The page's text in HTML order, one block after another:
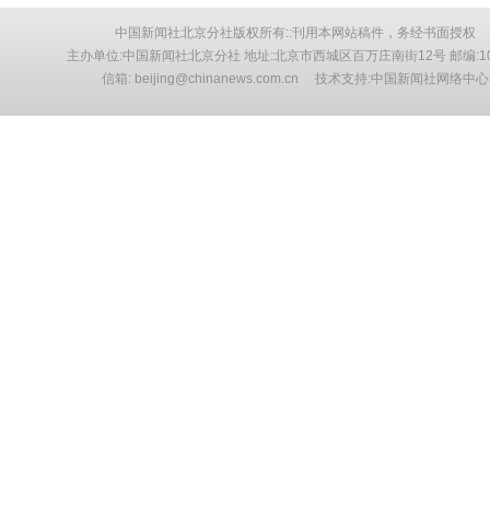
中国新闻社北京分社版权所有::刊用本网站稿件，务经书面授权
主办单位:中国新闻社北京分社 地址:北京市西城区百万庄南街12号 邮编
信箱: beijing@chinanews.com.cn 技术支持:中国新闻社网络中心